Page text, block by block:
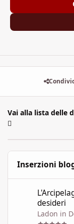
Vai alla lista delle
Inserzioni
desideri
Ladon in